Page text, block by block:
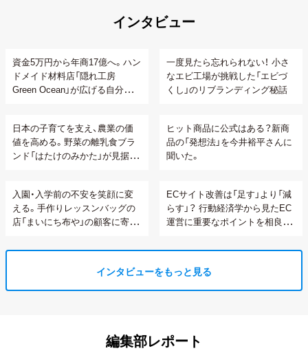
インタビュー
資金5万円から年商17億へ。ハン
ドメイド材料店「隠れ工房
Green Ocean」が広げる自分らし
一度見たら忘れられない！ 小さ
なエビ工場が挑戦した「エビづ
くし」のリブランディング秘話
日本の子育てを支え、農業の価
値を高める。野菜の離乳食ブラ
ンド「はたけのみかた」が見据え
ヒット商品に公式はある？新商
品の「発想法」を今井裕平さんに
聞いた。
入園・入学前の不安を笑顔に変
える。手作りレッスンバッグの
店「まいにち布や」の顧客に寄り
ECサイト改善は「足す」より「減
らす」？ 行動経済学から見たEC
運営に重要なポイントを相良さ
インタビューをもっと見る
編集部レポート